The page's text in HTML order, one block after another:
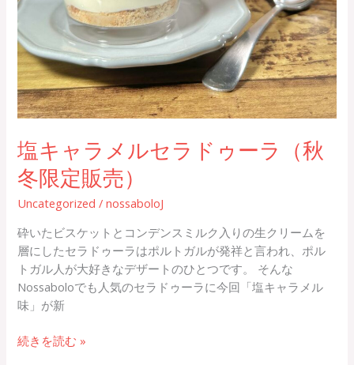
塩キャラメルセラドゥーラ（秋
冬限定販売）
Uncategorized /nossaboloJ
砕いたビスケットとコンデンスミルク入りの生クリームを
層にしたセラドゥーラはポルトガルが発祥と言われ、ポル
トガル人が大好きなデザートのひとつです。 そんな
Nossaboloでも人気のセラドゥーラに今回「塩キャラメル
味」が新
売）
続きを読む »